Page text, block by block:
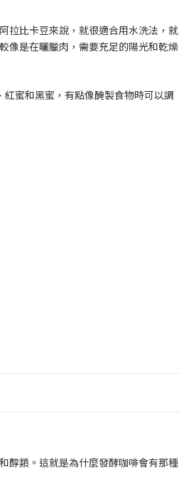
拉比卡豆來說，就很適合用水洗法，就
像是在曬臘肉，需要充足的陽光和乾燥
蜜和黑蜜，有點像醃製食物時可以調
醇類。這就是為什麼發酵咖啡會有那種